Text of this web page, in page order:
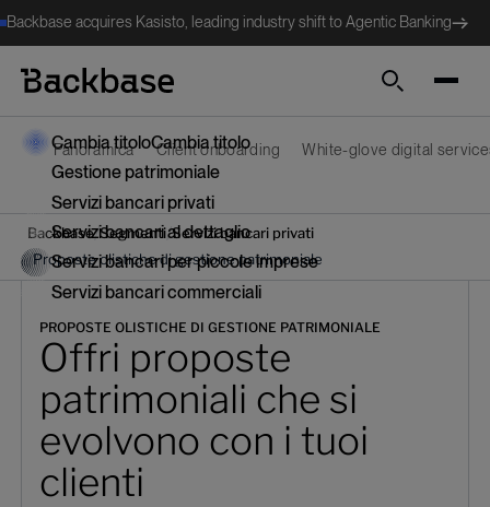
Backbase acquires Kasisto, leading industry shift to Agentic Banking
Cerca
Cambia titoloCambia titolo
Gestione patrimoniale
Servizi bancari privati
Servizi bancari al dettaglio
Servizi bancari per piccole imprese
Servizi bancari commerciali
Panoramica Client onboarding White-glove digital
Backbase/Segmenti/Servizi bancari privati
/Proposte olistiche di gestione patrimoniale
PROPOSTE OLISTICHE DI GESTIONE PATRIMONIALE
Offri proposte
patrimoniali che si
evolvono con i tuoi
clienti